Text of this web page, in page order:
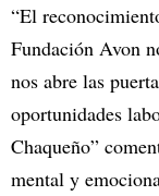
“El
Fundación Avon
nos abre las
oportunidades
Chaqueño”
mental y